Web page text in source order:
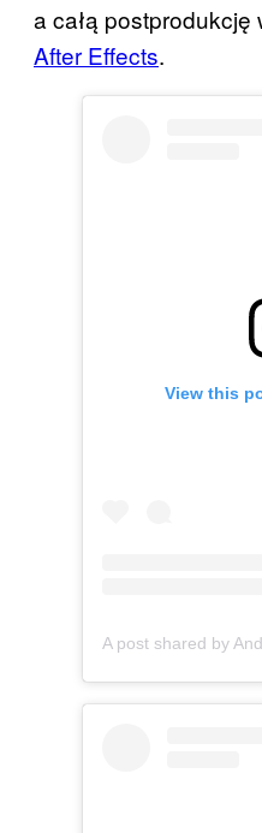
a całą postprodukcję
After Effects.
View this